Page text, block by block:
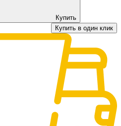
Купить
Купить в один клик